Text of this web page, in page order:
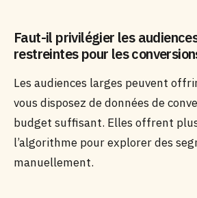
Faut-il privilégier les
restreintes pour les
Les audiences larges peuvent
vous disposez de données de
budget suffisant. Elles offrent
l’algorithme pour explorer des
manuellement.